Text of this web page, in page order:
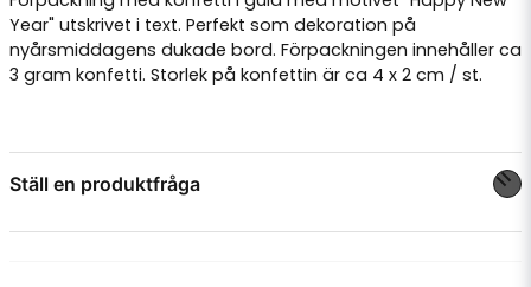
Year" utskrivet i text. Perfekt som dekoration på
nyårsmiddagens dukade bord. Förpackningen innehåller ca
3 gram konfetti. Storlek på konfettin är ca 4 x 2 cm / st.
Ställ en produktfråga